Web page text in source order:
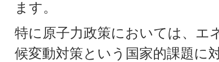
ます。
特に原子力政策においては、エ
候変動対策という国家的課題に